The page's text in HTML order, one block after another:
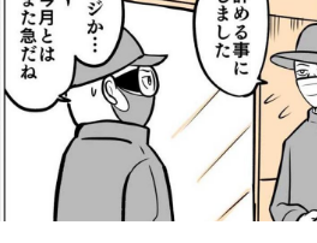
TOP ニュ
エンタメ クイズ
グルメ 地域
教育
リサ